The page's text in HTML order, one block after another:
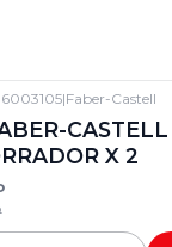
|Faber-Castell
X 2